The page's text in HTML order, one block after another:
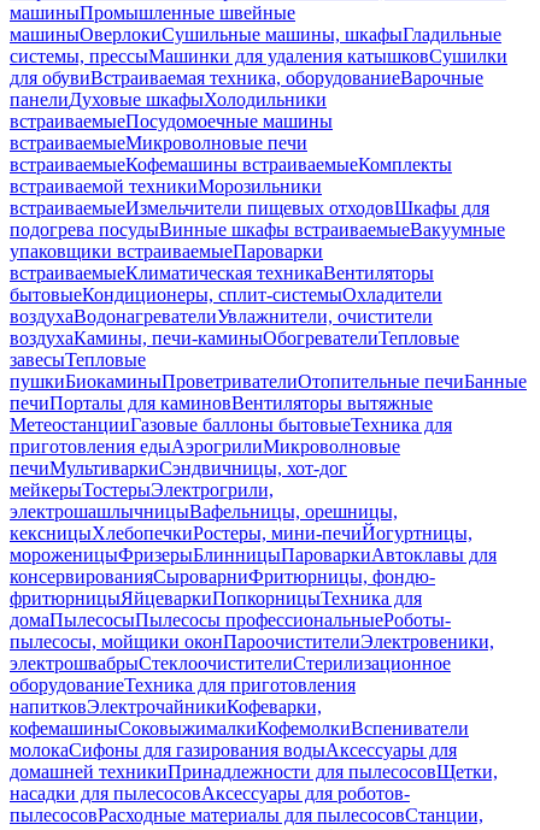
машиныПромышленные швейные
машиныОверлокиСушильные машины, шкафыГладильные
системы, прессыМашинки для удаления катышковСушилки
для обувиВстраиваемая техника, оборудованиеВарочные
панелиДуховые шкафыХолодильники
встраиваемыеПосудомоечные машины
встраиваемыеМикроволновые печи
встраиваемыеКофемашины встраиваемыеКомплекты
встраиваемой техникиМорозильники
встраиваемыеИзмельчители пищевых отходовШкафы для
подогрева посудыВинные шкафы встраиваемыеВакуумные
упаковщики встраиваемыеПароварки
встраиваемыеКлиматическая техникаВентиляторы
бытовыеКондиционеры, сплит-системыОхладители
воздухаВодонагревателиУвлажнители, очистители
воздухаКамины, печи-каминыОбогревателиТепловые
завесыТепловые
пушкиБиокаминыПроветривателиОтопительные печиБанные
печиПорталы для каминовВентиляторы вытяжные
МетеостанцииГазовые баллоны бытовыеТехника для
приготовления едыАэрогрилиМикроволновые
печиМультиваркиСэндвичницы, хот-дог
мейкерыТостерыЭлектрогрили,
электрошашлычницыВафельницы, орешницы,
кексницыХлебопечкиРостеры, мини-печиЙогуртницы,
мороженицыФризерыБлинницыПароваркиАвтоклавы для
консервированияСыроварниФритюрницы, фондю-
фритюрницыЯйцеваркиПопкорницыТехника для
домаПылесосыПылесосы профессиональныеРоботы-
пылесосы, мойщики оконПароочистителиЭлектровеники,
электрошвабрыСтеклоочистителиСтерилизационное
оборудованиеТехника для приготовления
напитковЭлектрочайникиКофеварки,
кофемашиныСоковыжималкиКофемолкиВспениватели
молокаСифоны для газирования водыАксессуары для
домашней техникиПринадлежности для пылесосовЩетки,
насадки для пылесосовАксессуары для роботов-
пылесосовРасходные материалы для пылесосовСтанции,